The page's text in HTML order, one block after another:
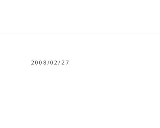
2008/02/27